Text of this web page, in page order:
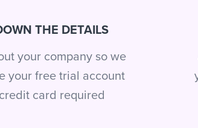
THE DETAILS
your company so we
your free trial account
card required